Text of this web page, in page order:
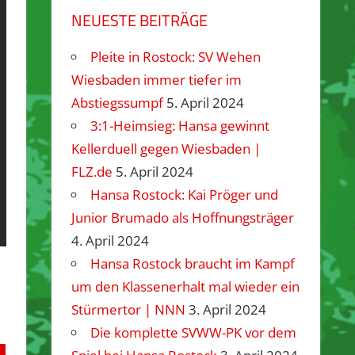
NEUESTE BEITRÄGE
Pleite in Rostock: SV Wehen
Wiesbaden immer tiefer im
Abstiegssumpf 5. April 2024
3:1-Heimsieg: Hansa gewinnt
Kellerduell gegen Wiesbaden |
FLZ.de 5. April 2024
Hansa Rostock: Kai Pröger und
Junior Brumado als Hoffnungsträger
4. April 2024
Hansa Rostock braucht im Kampf
um den Klassenerhalt mal wieder ein
Stürmertor | NNN 3. April 2024
Die komplette SVWW-PK vor dem